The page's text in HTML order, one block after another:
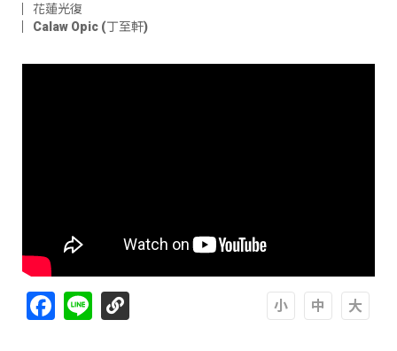
花蓮光復
Calaw Opic (丁至軒)
Facebook
Line